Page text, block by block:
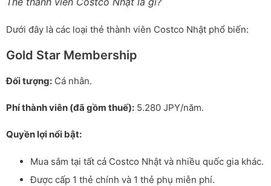
Dưới đây là các loại thẻ thành viên Costco Nhật phổ biến:
Gold Star Membership
Đối tượng: Cá nhân.
Phí thành viên (đã gồm thuế): 5.280 JPY/năm.
Quyền lợi nổi bật:
Mua sắm tại tất cả Costco Nhật và nhiều quốc gia khác.
Được cấp 1 thẻ chính và 1 thẻ phụ miễn phí.